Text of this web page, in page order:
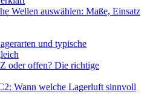
Wellen auswählen: Maße, Einsatz
und typische
oder offen? Die richtige
Wann welche Lagerluft sinnvoll